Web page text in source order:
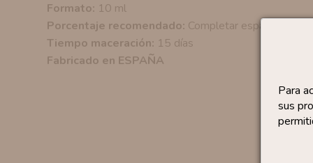
Para
sus
Formato: 10 ml
Porcentaje recomendado: Completar espacio extra
Tiempo maceración: 15 días
Fabricado en ESPAÑA